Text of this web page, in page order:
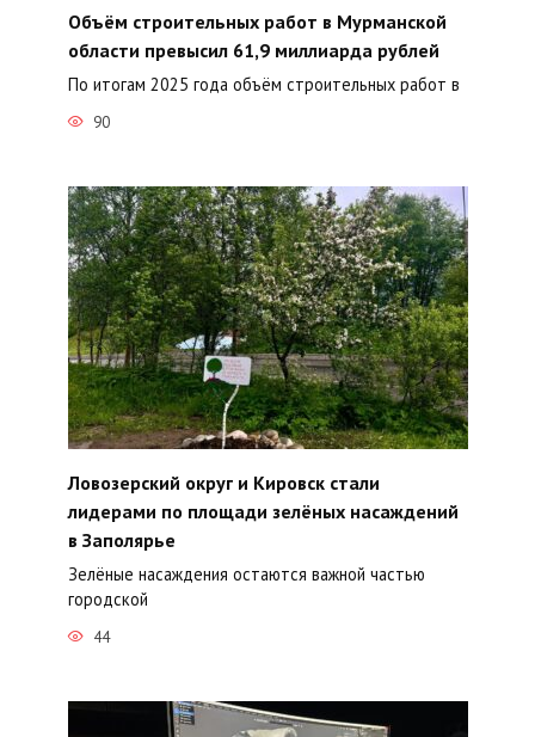
Объём строительных работ в Мурманской
области превысил 61,9 миллиарда рублей
По итогам 2025 года объём строительных работ в
90
Ловозерский округ и Кировск стали
лидерами по площади зелёных насаждений
в Заполярье
Зелёные насаждения остаются важной частью
городской
44